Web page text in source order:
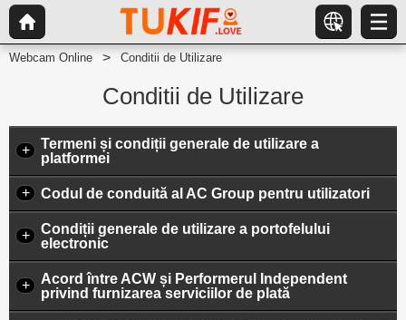
Webcam Online Conditii de Utilizare
Conditii de Utilizare
+
Termeni și condiții generale de utilizare a
platformei
+ Codul de conduită al AC Group pentru utilizatori
+
Condiții generale de utilizare a portofelului
electronic
+
Acord între ACW și Performerul Independent
privind furnizarea serviciilor de plată